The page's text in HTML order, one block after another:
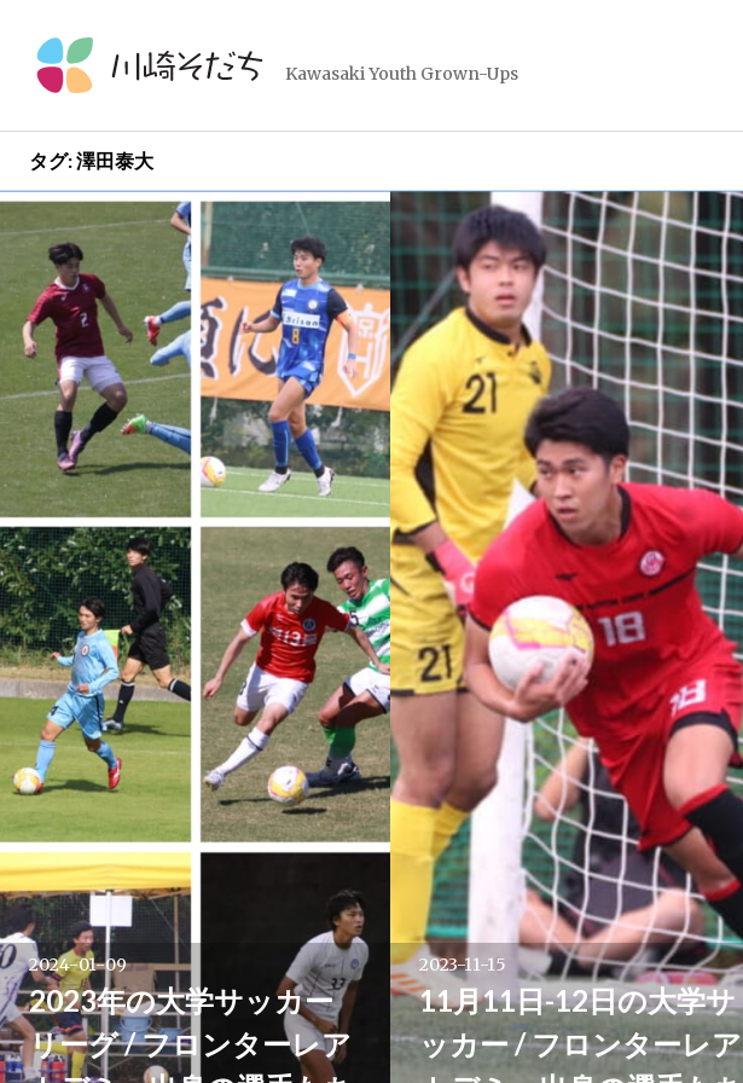
ツ
ス
プ
Kawasaki Youth Grown-Ups
タグ:澤田泰大
2024-01-09
2023年の大学サッカー
リーグ / フロンターレア
2023-11-15
11月11日-12日の大学サ
ッカー / フロンターレア
投
稿
ナ
ビ
ゲ
ー
シ
ョ
ン